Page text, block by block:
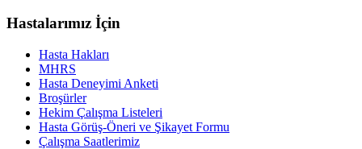
Hastalarımız İçin
Hasta Hakları
MHRS
Hasta Deneyimi Anketi
Broşürler
Hekim Çalışma Listeleri
Hasta Görüş-Öneri ve Şikayet Formu
Çalışma Saatlerimiz